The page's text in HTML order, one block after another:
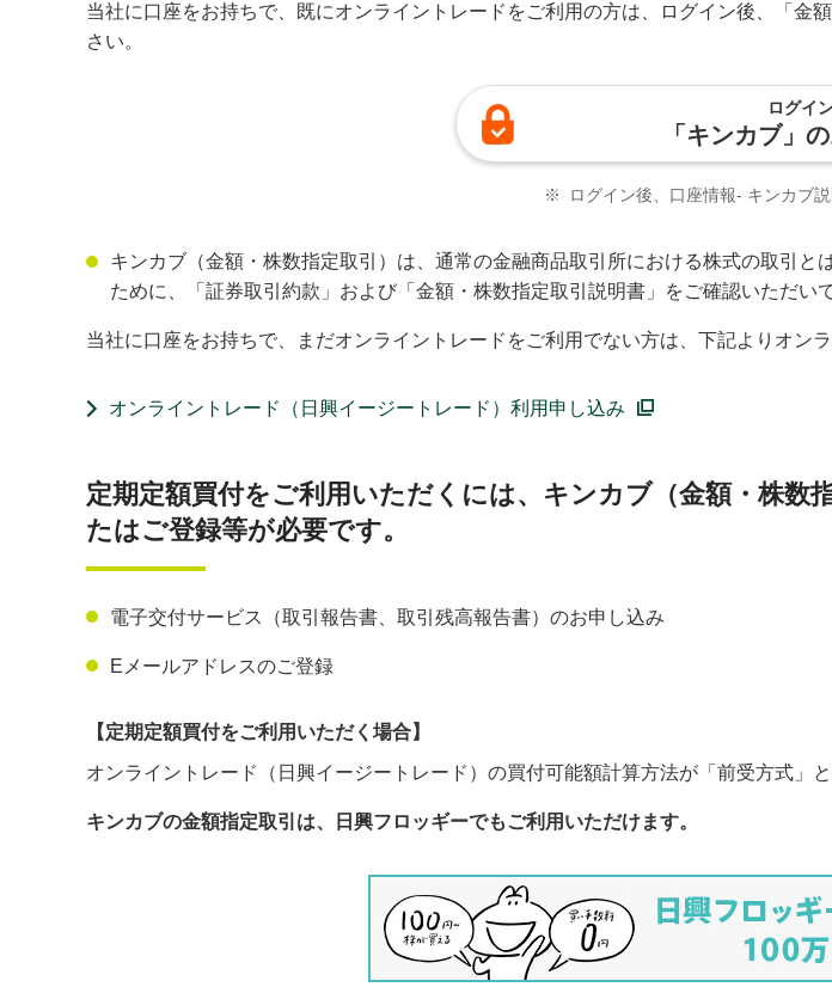
当社に口座をお持ちで、既にオンライントレードをご利用の方は、ログイン後、「
さい。
ログイ
「キンカブ」
※ ログイン後、口座情報- キンカブ
キンカブ（金額・株数指定取引）は、通常の金融商品取引所における株式の取引
ために、「証券取引約款」および「金額・株数指定取引説明書」をご確認いただい
当社に口座をお持ちで、まだオンライントレードをご利用でない方は、下記よりオン
オンライントレード（日興イージートレード）利用申し込み
定期定額買付をご利用いただくには、キンカブ（金額・株数
たはご登録等が必要です。
電子交付サービス（取引報告書、取引残高報告書）のお申し込み
Eメールアドレスのご登録
【定期定額買付をご利用いただく場合】
オンライントレード（日興イージートレード）の買付可能額計算方法が「前受方式」
キンカブの金額指定取引は、日興フロッギーでもご利用いただけます。